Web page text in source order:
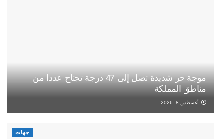
موجة حر شديدة تصل إلى 47 درجة تجتاح عددا من
مناطق المملكة
أغسطس 8, 2026
جهات